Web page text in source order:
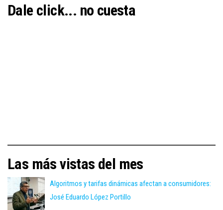
Dale click... no cuesta
Las más vistas del mes
Algoritmos y tarifas dinámicas afectan a consumidores:
José Eduardo López Portillo